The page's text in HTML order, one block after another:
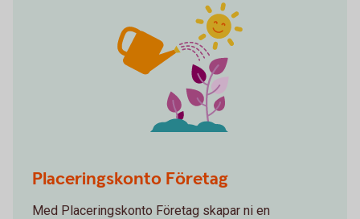
Placeringskonto Företag
Med Placeringskonto Företag skapar ni en